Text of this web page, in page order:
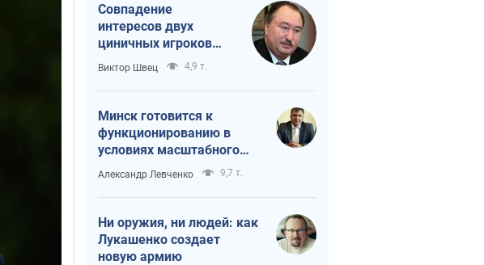
Совпадение
интересов двух
циничных игроков
или тайный план
Трампа и Путина?
Виктор Швец 4,9 т.
Минск готовится к
функционированию в
условиях масштабного
военного кризиса
Александр Левченко 9,7 т.
Ни оружия, ни людей: как
Лукашенко создает
новую армию